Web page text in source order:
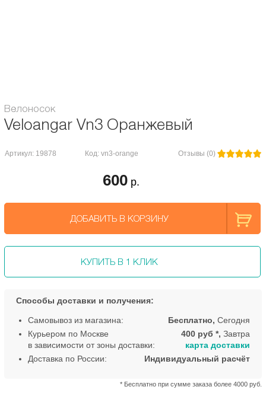
Велоносок
Veloangar Vn3 Оранжевый
Артикул: 19878 Код: vn3-orange Отзывы (0)
600 р.
ДОБАВИТЬ В КОРЗИНУ
КУПИТЬ В 1 КЛИК
Способы доставки и получения:
Самовывоз из магазина: Бесплатно, Сегодня
Курьером по Москве
в зависимости от зоны доставки:
400 руб *, Завтра
* Бесплатно при сумме заказа более 4000 руб.
карта доставки
Доставка по России:
Индивидуальный расчёт